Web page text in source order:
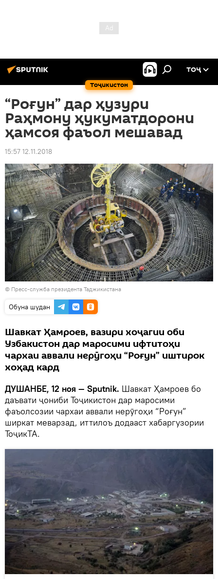
Тоҷикистон
ТОҶ
“Роғун” дар ҳузури
Раҳмону ҳукуматдорони
ҳамсоя фаъол мешавад
15:57 12.11.2018
© Пресс-служба президента Таджикистана
Обуна шудан
Шавкат Ҳамроев, вазири хоҷагии оби
Узбакистон дар маросими ифтитоҳи
чархаи аввали нерӯгоҳи “Роғун” иштирок
хоҳад кард
ДУШАНБЕ, 12 ноя — Sputnik. Шавкат Ҳамроев бо
даъвати ҷониби Тоҷикистон дар маросими
фаъолсозии чархаи аввали нерӯгоҳи “Роғун”
ширкат меварзад, иттилоъ додааст хабаргузории
ТоҷикТА.